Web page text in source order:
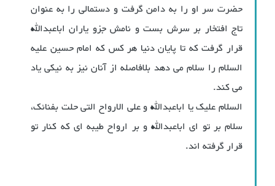
حضرت سر او را به دامن گرفت و دستمالی را به عنوان
تاج افتخار بر سرش بست و نامش جزو یاران اباعبدالله
قرار گرفت که تا پایان دنیا هر کس که امام حسین علیه
السلام را سلام می دهد بلافاصله از آنان نیز به نیکی یاد
می کند.
السلام علیک یا اباعبدالله و علی الارواح التی حلت بفنائک،
سلام بر تو ای اباعبدالله و بر ارواح طیبه ای که کنار تو
قرار گرفته اند.